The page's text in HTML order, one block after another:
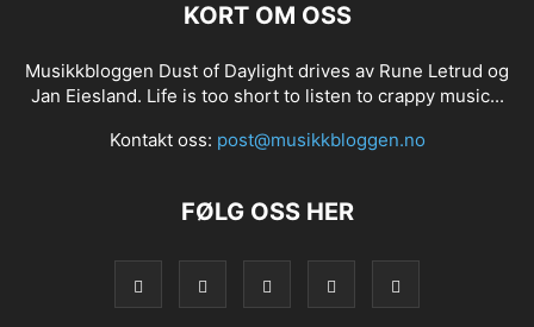
KORT OM OSS
Musikkbloggen Dust of Daylight drives av Rune Letrud og
Jan Eiesland. Life is too short to listen to crappy music...
Kontakt oss: post@musikkbloggen.no
FØLG OSS HER